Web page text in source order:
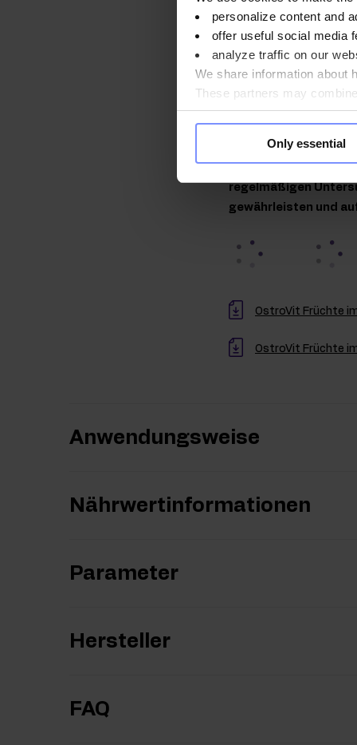
personalize content and
offer useful social media
analyze traffic on our
We share information about
These partners may
you use their services. Do
Only essential
herkömmliche
eine
BEQUEME
Verpackung ist
Qualität
regelmäßigen
gewährleisten und
OstroVit Früchte
OstroVit Früchte
Anwendungsweise
Nährwertinformationen
Parameter
Hersteller
FAQ